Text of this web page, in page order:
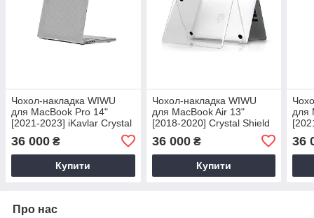
Чохол-накладка WIWU
для MacBook Pro 14"
[2021-2023] iKavlar Crystal
Shield Series (Transparent)
36 000 ₴
Купити
Чохол-накладка WIWU
для MacBook Air 13"
[2018-2020] Crystal Shield
36 000₴
Купити
для
36
Про нас